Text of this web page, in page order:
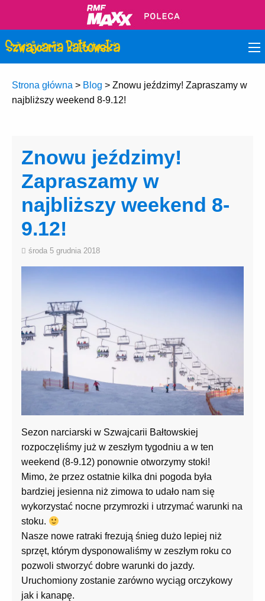
Strona główna > Blog > Znowu jeździmy! Zapraszamy w
najbliższy weekend 8-9.12!
Znowu jeździmy!
Zapraszamy w
najbliższy weekend 8-
9.12!
środa 5 grudnia 2018
Sezon narciarski w Szwajcarii Bałtowskiej
rozpoczęliśmy już w zeszłym tygodniu a w ten
weekend (8-9.12) ponownie otworzymy stoki!
Mimo, że przez ostatnie kilka dni pogoda była
bardziej jesienna niż zimowa to udało nam się
wykorzystać nocne przymrozki i utrzymać warunki na
stoku.
Nasze nowe ratraki frezują śnieg dużo lepiej niż
sprzęt, którym dysponowaliśmy w zeszłym roku co
pozwoli stworzyć dobre warunki do jazdy.
Uruchomiony zostanie zarówno wyciąg orczykowy
jak i kanapę.